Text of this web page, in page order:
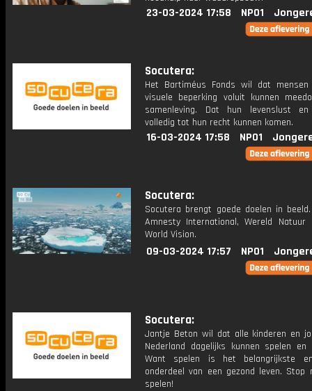
23-03-2024 17:58 NPO1
Socutera:
Het Bartiméus Fonds wil dat
visuele beperking voluit kunnen
samenleving. Dat hun levenslust
volledig tot hun recht kunnen komen.
16-03-2024 17:58 NPO1
Socutera:
Socutera brengt goede doelen in
Amnesty International, Wereld Natuur
World Vision.
09-03-2024 17:57 NPO1
Socutera:
Jantje Beton wil dat alle kinderen en
Nederland dagelijks kunnen spelen en
Want spelen is het belangrijkste
onderdeel van een gezond leven. Stop
spelen!